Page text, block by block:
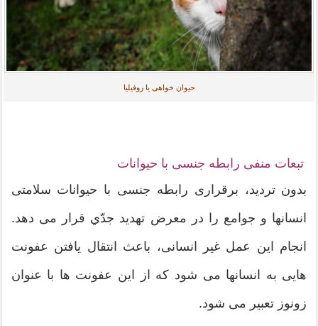
حیوان خواهی یا زوفیلیا
تبعات منفی رابطه جنسی با حیوانات
بدون تردید، برقراری رابطه جنسی با حیوانات سلامتی
انسانها و جوامع را در معرض تهدید جدّي قرار می دهد.
انجام این عمل غیر انسانی، باعث انتقال یافتن عفونت
هایی به انسانها می شود که از این عفونت ها با عنوان
زونوز تعبیر می شود.